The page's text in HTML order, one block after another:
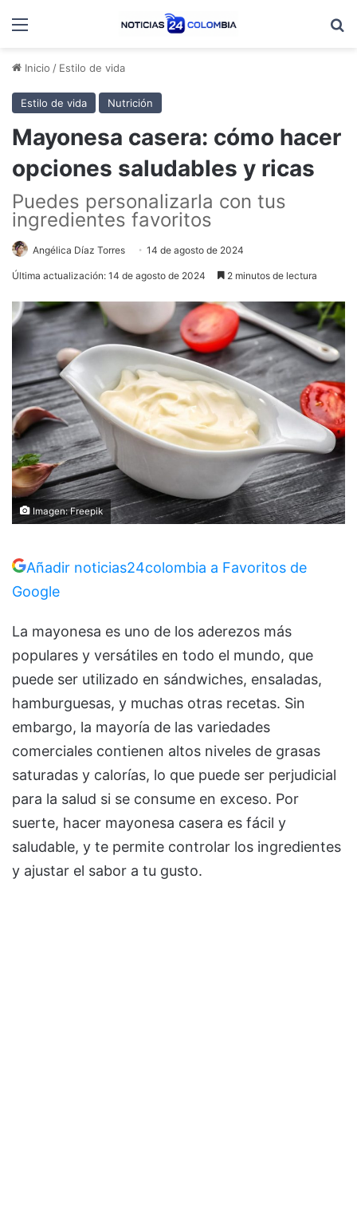
Menú
Inicio / Estilo de vida
Estilo de vida Nutrición
Mayonesa casera: cómo hacer
opciones saludables y ricas
Puedes personalizarla con tus
ingredientes favoritos
Angélica Díaz Torres 14 de agosto de 2024
Última actualización: 14 de agosto de 2024 2 minutos de lectura
Imagen: Freepik
Añadir noticias24colombia a Favoritos de
Google
La mayonesa es uno de los aderezos más
populares y versátiles en todo el mundo, que
puede ser utilizado en sándwiches, ensaladas,
hamburguesas, y muchas otras recetas. Sin
embargo, la mayoría de las variedades
comerciales contienen altos niveles de grasas
saturadas y calorías, lo que puede ser perjudicial
para la salud si se consume en exceso. Por
suerte, hacer mayonesa casera es fácil y
saludable, y te permite controlar los ingredientes
y ajustar el sabor a tu gusto.